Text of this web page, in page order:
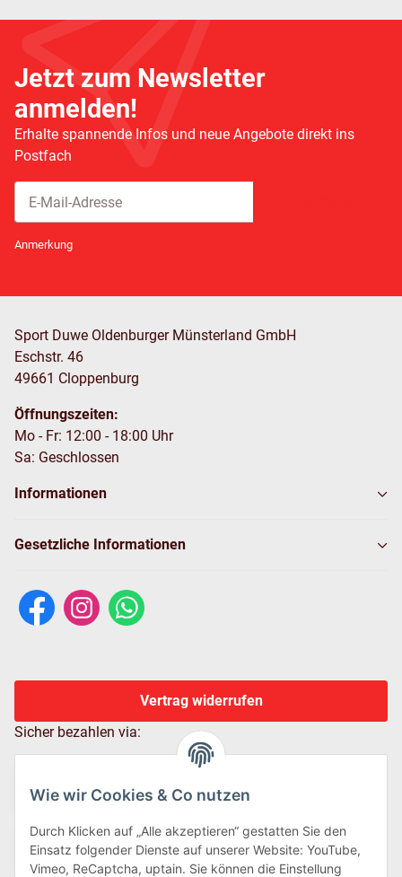
Wie wir Cookies & Co nutzen
Durch Klicken auf „Alle akzeptieren“ gestatten Sie den
Einsatz folgender Dienste auf unserer Website: YouTube,
Vimeo, ReCaptcha, uptain. Sie können die Einstellung
Jetzt zum Newsletter
anmelden!
Erhalte spannende Infos und neue Angebote direkt ins
Postfach
Anmerkung
Sport Duwe Oldenburger Münsterland GmbH
Eschstr. 46
49661 Cloppenburg
Öffnungszeiten:
Mo - Fr: 12:00 - 18:00 Uhr
Sa: Geschlossen
Informationen
Gesetzliche Informationen
Vertrag widerrufen
Sicher bezahlen via: